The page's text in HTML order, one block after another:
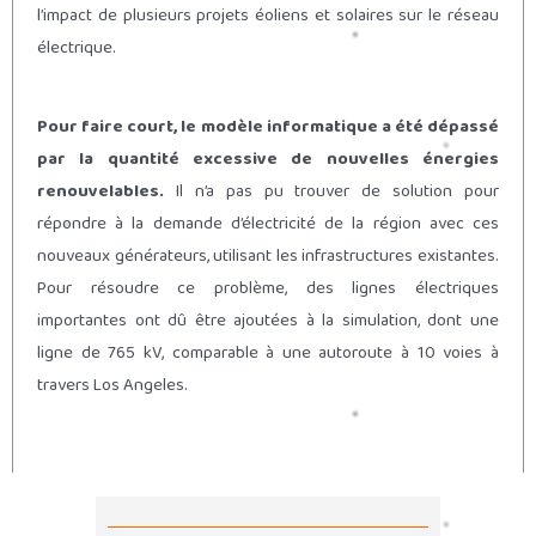
l’impact de plusieurs projets éoliens et solaires sur le réseau
électrique.
Pour faire court, le modèle informatique a été dépassé
par la quantité excessive de nouvelles énergies
renouvelables. Il n’a pas pu trouver de solution pour
répondre à la demande d’électricité de la région avec ces
nouveaux générateurs, utilisant les infrastructures existantes.
Pour résoudre ce problème, des lignes électriques
importantes ont dû être ajoutées à la simulation, dont une
ligne de 765 kV, comparable à une autoroute à 10 voies à
travers Los Angeles.